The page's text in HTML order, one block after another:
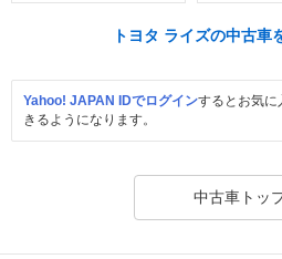
トヨタ ライズの中古車
Yahoo! JAPAN IDでログインするとお気に
きるようになります。
中古車トッ